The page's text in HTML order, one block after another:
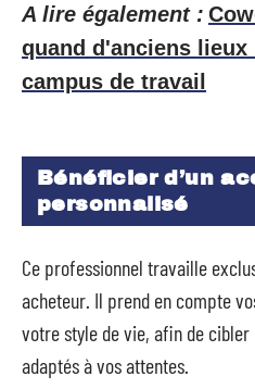
A lire également :
quand d'anciens lieux
campus de travail
Bénéficier d’un
personnalisé
Ce professionnel travaille
acheteur. Il prend en compte
votre style de vie, afin de
adaptés à vos attentes.